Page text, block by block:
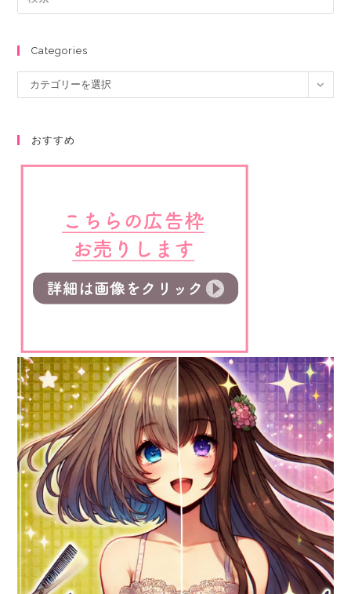
Categories
カテゴリーを選択
おすすめ